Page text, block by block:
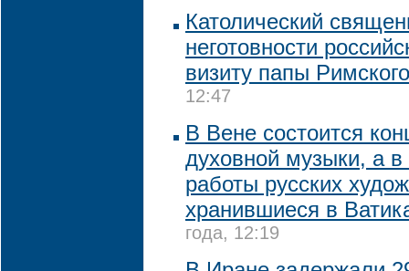
Католический
неготовности
визиту папы Римского
12:47
В Вене состоится
духовной музыки, а
работы русских
хранившиеся в
года, 12:19